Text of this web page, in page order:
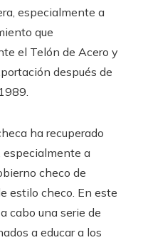
especialmente a
que
el Telón de Acero y
después de
ha recuperado
especialmente a
checo de
estilo checo. En este
cabo una serie de
a educar a los